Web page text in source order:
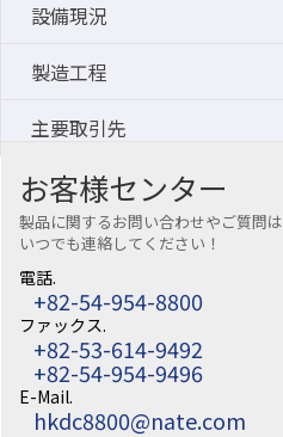
設備現況
製造工程
主要取引先
お客様センター
製品に関するお問い合わせやご質問は
いつでも連絡してください！
電話.
+82-54-954-8800
ファックス.
+82-53-614-9492
+82-54-954-9496
E-Mail.
hkdc8800@nate.com